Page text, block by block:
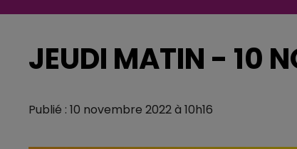
JEUDI MATIN - 10
Publié : 10 novembre 2022 à 10h16